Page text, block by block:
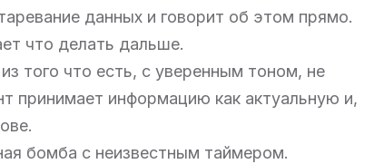
данных и говорит об этом прямо.
что делать дальше.
того что есть, с уверенным тоном, не
принимает информацию как актуальную и,
бомба с неизвестным таймером.